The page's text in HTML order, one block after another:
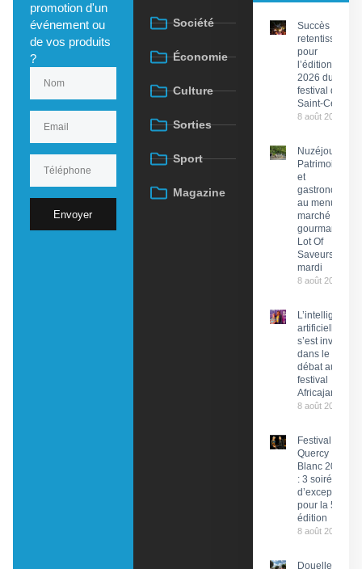
promotion d'un
événement ou
de vos produits
?
Envoyer
Société
Économie
Culture
Sorties
Sport
Magazine
Succès
retentissant
pour
l’édition
2026 du
festival de
Saint-Céré
8 août 2026
Nuzéjouls :
Patrimoine
et
gastronomie
au menu du
marché
gourmand
Lot Of
Saveurs ce
mardi
8 août 2026
L’intelligence
artificielle
s’est invitée
dans le
débat au
festival
Africajarc
8 août 2026
Festival du
Quercy
Blanc 2026
: 3 soirées
d’exception
pour la 58e
édition
8 août 2026
Douelle :